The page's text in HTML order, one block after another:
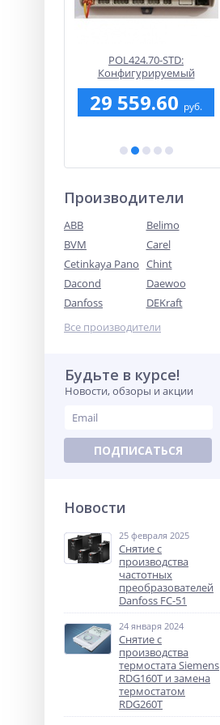
POL424.70-STD:
Конфигурируемый
контроллер для тепловых
пуктов Climatix, с
дисплеем.
29 559.60руб.
Производители
ABB
Belimo
BVM
Carel
Cetinkaya Pano Chint
Dacond
Daewoo
Danfoss
DEKraft
Все производители
Будьте в курсе!
Новости, обзоры и акции
ПОДПИСАТЬСЯ
Новости
25 февраля 2025
Снятие с
производства
частотных
преобразователей
Danfoss FC-51
24 января 2024
Снятие с
производства
термостата Siemens
RDG160T и замена
термостатом
RDG260T